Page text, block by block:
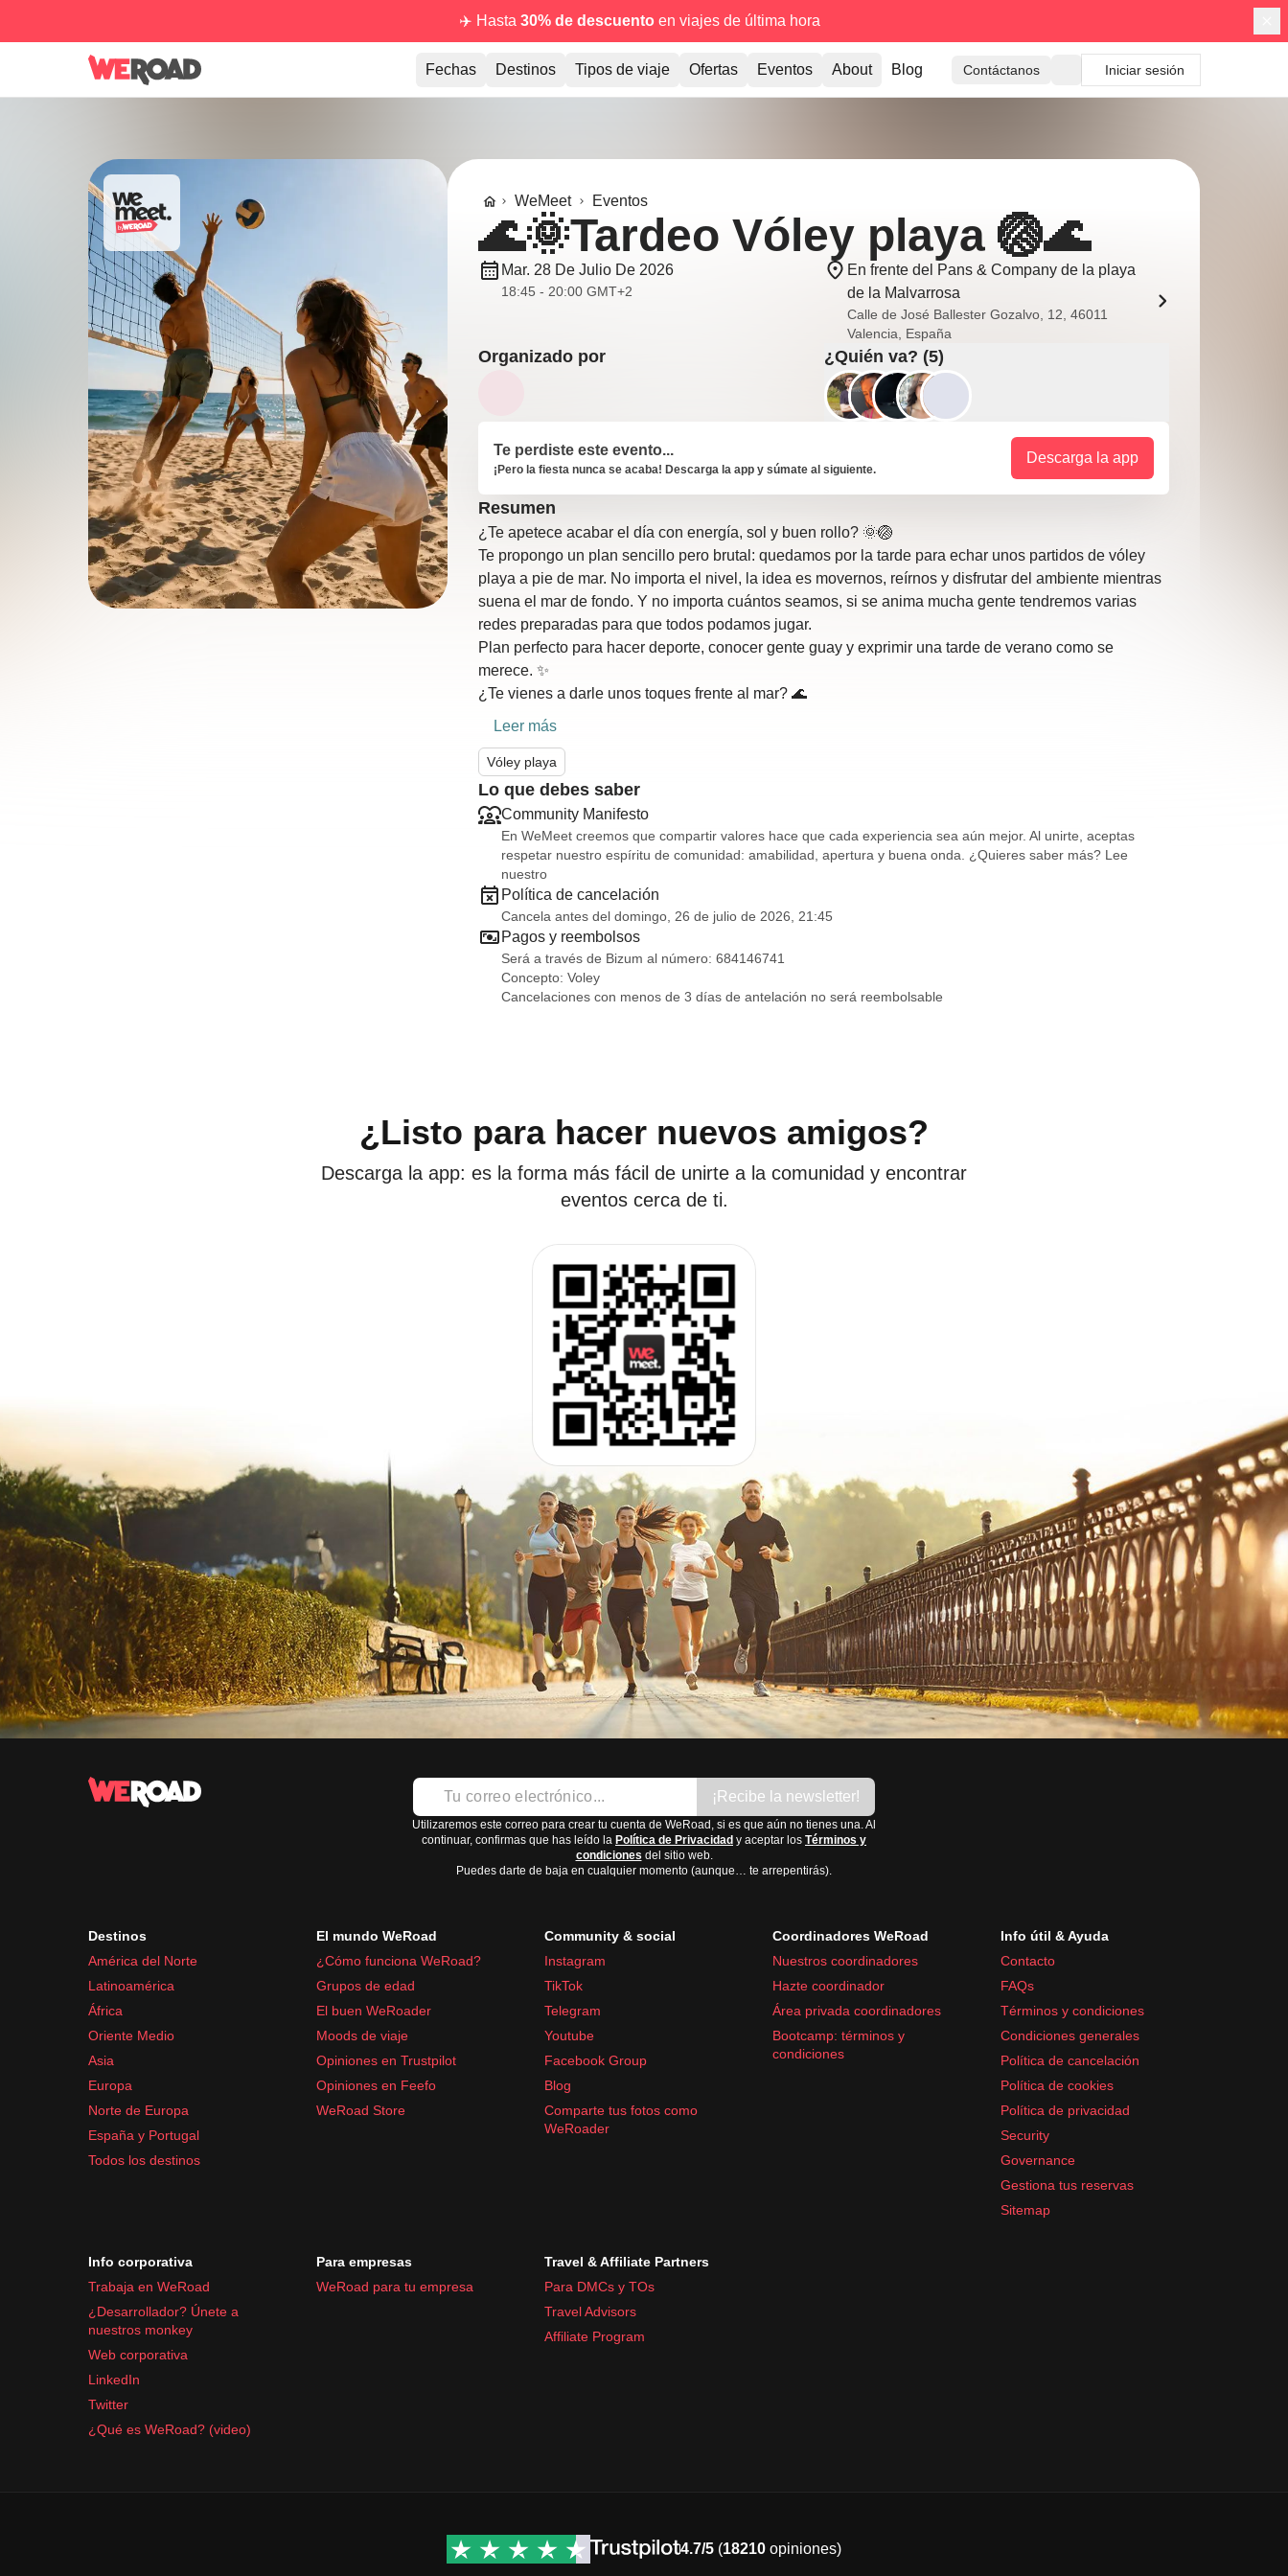
✈️ Hasta 30% de descuentoen viajes de última hora
Fechas Destinos Tipos de viaje Ofertas Eventos About Blog Contáctanos Iniciar sesión
WeMeet Eventos
🌊🌞Tardeo Vóley playa 🏐🌊
Mar. 28 De Julio De 2026
18:45 - 20:00 GMT+2
En frente del Pans & Company de la playa
de la Malvarrosa
Calle de José Ballester Gozalvo, 12, 46011
Valencia, España
Organizado por ¿Quién va? (5)
Te perdiste este evento...
¡Pero la fiesta nunca se acaba! Descarga la app y súmate al siguiente.
Descarga la app
Resumen
¿Te apetece acabar el día con energía, sol y buen rollo? 🌞🏐
Te propongo un plan sencillo pero brutal: quedamos por la tarde para echar unos partidos de vóley
playa a pie de mar. No importa el nivel, la idea es movernos, reírnos y disfrutar del ambiente mientras
suena el mar de fondo. Y no importa cuántos seamos, si se anima mucha gente tendremos varias
redes preparadas para que todos podamos jugar.
Plan perfecto para hacer deporte, conocer gente guay y exprimir una tarde de verano como se
merece. ✨
¿Te vienes a darle unos toques frente al mar? 🌊
Leer más
Vóley playa
Lo que debes saber
Community Manifesto
En WeMeet creemos que compartir valores hace que cada experiencia sea aún mejor. Al unirte, aceptas
respetar nuestro espíritu de comunidad: amabilidad, apertura y buena onda. ¿Quieres saber más? Lee
nuestro
Política de cancelación
Cancela antes del domingo, 26 de julio de 2026, 21:45
Pagos y reembolsos
Será a través de Bizum al número: 684146741
Concepto: Voley
Cancelaciones con menos de 3 días de antelación no será reembolsable
¿Listo para hacer nuevos amigos?
Descarga la app: es la forma más fácil de unirte a la comunidad y encontrar
eventos cerca de ti.
¡Recibe la newsletter!
Utilizaremos este correo para crear tu cuenta de WeRoad, si es que aún no tienes una. Al
continuar, confirmas que has leído la Política de Privacidad y aceptar los Términos y
condiciones del sitio web.
Puedes darte de baja en cualquier momento (aunque… te arrepentirás).
Destinos
América del Norte
Latinoamérica
África
Oriente Medio
Asia
Europa
Norte de Europa
España y Portugal
Todos los destinos
El mundo WeRoad
¿Cómo funciona WeRoad?
Grupos de edad
El buen WeRoader
Moods de viaje
Opiniones en Trustpilot
Opiniones en Feefo
WeRoad Store
Community & social
Instagram
TikTok
Telegram
Youtube
Facebook Group
Blog
Comparte tus fotos como
WeRoader
Coordinadores WeRoad
Nuestros coordinadores
Hazte coordinador
Área privada coordinadores
Bootcamp: términos y
condiciones
Info útil & Ayuda
Contacto
FAQs
Términos y condiciones
Condiciones generales
Política de cancelación
Política de cookies
Política de privacidad
Security
Governance
Gestiona tus reservas
Sitemap
Info corporativa
Trabaja en WeRoad
¿Desarrollador? Únete a
nuestros monkey
Web corporativa
LinkedIn
Twitter
¿Qué es WeRoad? (video)
Para empresas
WeRoad para tu empresa
Travel & Affiliate Partners
Para DMCs y TOs
Travel Advisors
Affiliate Program
4.7/5 (18210 opiniones)